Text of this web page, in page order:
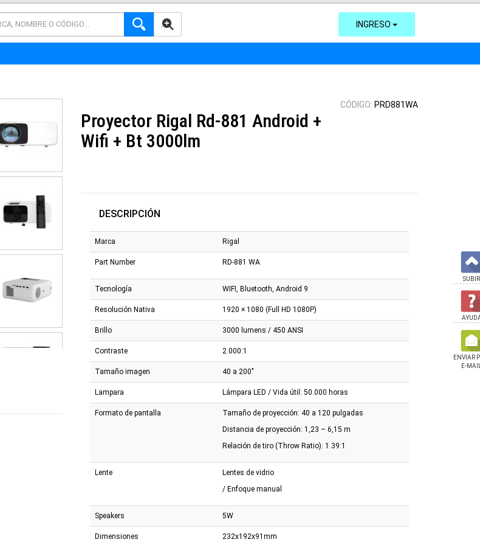
AVANZADA INGRESO
CÓDIGO: PRD881WA
Proyector Rigal Rd-881 Android +
Wifi + Bt 3000lm
DESCRIPCIÓN
Marca Rigal
Part Number RD-881 WA
Tecnología WIFI, Bluetooth, Android 9
Resolución Nativa 1920 × 1080 (Full HD 1080P)
Brillo 3000 lumens / 450 ANSI
Contraste 2.000:1
Tamaño imagen 40 a 200"
Lampara Lámpara LED / Vida útil: 50.000 horas
Formato de pantalla
Tamaño de proyección: 40 a 120 pulgadas
Distancia de proyección: 1,23 – 6,15 m
Relación de tiro (Throw Ratio): 1.39:1
Lente
Lentes de vidrio
/ Enfoque manual
Speakers 5W
Dimensiones 232x192x91mm
SUBIR
ENVIAR
E-